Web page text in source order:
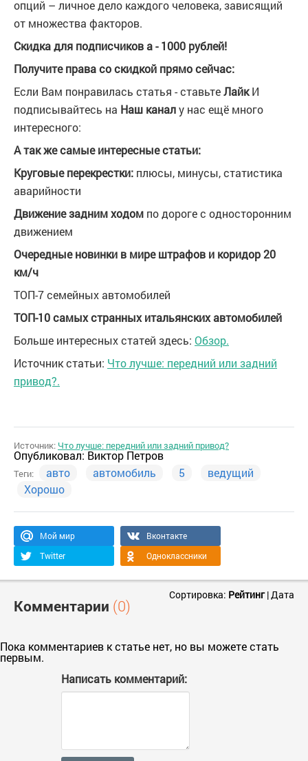
опций – личное дело каждого человека, зависящий
от множества факторов.
Скидка для подписчиков а - 1000 рублей!
Получите права со скидкой прямо сейчас:
Если Вам понравилась статья - ставьтеЛайкИ
подписывайтесь на Наш каналу нас ещё много
интересного:
А так же самые интересные статьи:
Круговые перекрестки: плюсы, минусы, статистика
аварийности
Движение задним ходом по дороге с односторонним
движением
Очередные новинки в мире штрафов и коридор 20
км/ч
ТОП-7 семейных автомобилей
ТОП-10 самых странных итальянских автомобилей
Больше интересных статей здесь: Обзор.
Источник статьи: Что лучше: передний или задний
привод?.
Источник: Что лучше: передний или задний привод?
Опубликовал: Виктор Петров
Теги: авто автомобиль 5
ведущий
Хорошо
Мой мир
Вконтакте
Twitter
Одноклассники
Комментарии (0)
Сортировка: Рейтинг|Дата
Пока комментариев к статье нет, но вы можете стать
первым.
Написать комментарий: